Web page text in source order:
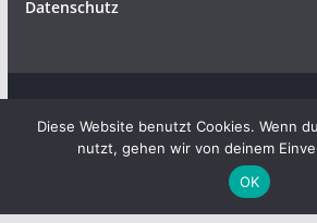
Datenschutz
Alle Rechte
Theme: ColorMag
von ThemeGrill.
WordPress
Diese Website benutzt Cookies. Wenn
nutzt, gehen wir von deinem
OK